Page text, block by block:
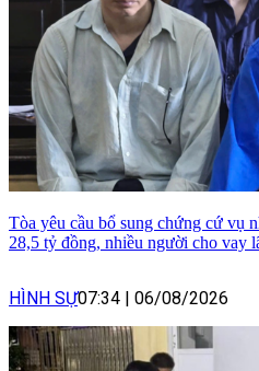
Tòa yêu cầu bổ sung chứng cứ vụ
28,5 tỷ đồng, nhiều người cho vay
HÌNH SỰ07:34 06/08/2026